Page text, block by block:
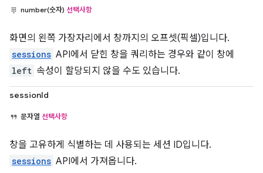
number(숫자) 선택사항
화면의 왼쪽 가장자리에서 창까지의 오프셋(픽셀)입니다.
sessions API에서 닫힌 창을 쿼리하는 경우와 같이 창에
left 속성이 할당되지 않을 수도 있습니다.
sessionId
문자열 선택사항
창을 고유하게 식별하는 데 사용되는 세션 ID입니다.
sessions API에서 가져옵니다.